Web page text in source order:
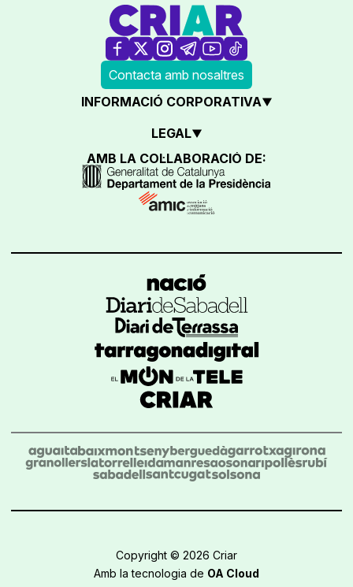
Contacta amb nosaltres
INFORMACIÓ CORPORATIVA
LEGAL
AMB LA COL·LABORACIÓ DE:
Copyright © 2026 Criar
Amb la tecnologia de OA Cloud